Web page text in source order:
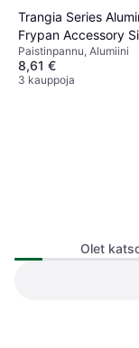
Trangia Series
Frypan Accessory
Paistinpannu, Alumiini
8,61 €
3 kauppoja
Olet